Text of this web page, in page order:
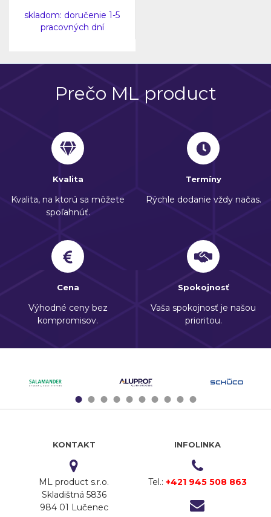
skladom: doručenie 1-5
pracovných dní
Prečo ML product
Kvalita
Kvalita, na ktorú sa môžete
spoľahnúť.
Termíny
Rýchle dodanie vždy načas.
Cena
Výhodné ceny bez
kompromisov.
Spokojnosť
Vaša spokojnosť je našou
prioritou.
12345678910
KONTAKT
ML product s.r.o.
Skladištná 5836
984 01 Lučenec
INFOLINKA
Tel.: +421 945 508 863